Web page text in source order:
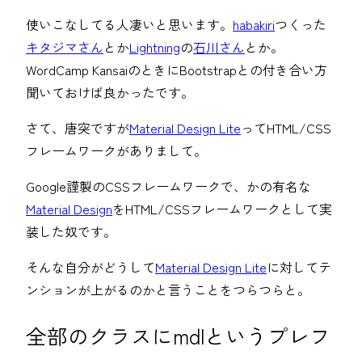
使いこなしてる人凄いと思います。 habakiriつくった
キタジマさん とかLightningの石川さん とか。
WordCamp KansaiのときにBootstrapとの付き合い方
聞いておけば良かったです。
さて、唐突ですがMaterial Design LiteってHTML/CSS
フレームワークがありまして。
Google謹製のCSSフレームワークで、かの有名な
Material DesignをHTML/CSSフレームワークとして実
装した奴です。
そんな自分がどうしてMaterial Design Liteに対してテ
ンションが上がるのかと言うことをつらつらと。
全部のクラスにmdlというプレフ